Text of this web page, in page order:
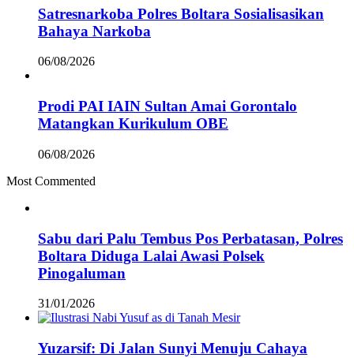
Satresnarkoba Polres Boltara Sosialisasikan
Bahaya Narkoba
06/08/2026
Prodi PAI IAIN Sultan Amai Gorontalo
Matangkan Kurikulum OBE
06/08/2026
Most Commented
Sabu dari Palu Tembus Pos Perbatasan, Polres
Boltara Diduga Lalai Awasi Polsek
Pinogaluman
31/01/2026
Yuzarsif: Di Jalan Sunyi Menuju Cahaya